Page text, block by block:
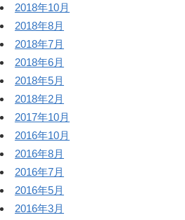
2018年10月
2018年8月
2018年7月
2018年6月
2018年5月
2018年2月
2017年10月
2016年10月
2016年8月
2016年7月
2016年5月
2016年3月